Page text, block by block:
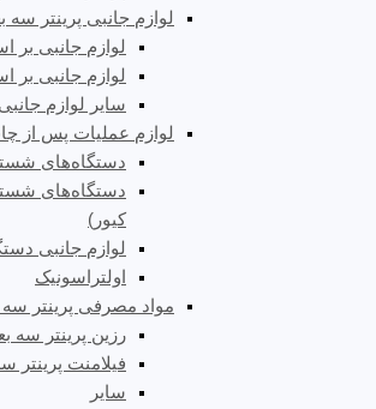
لوازم جانبی پرینتر سه
لوازم جانبی بر
لوازم جانبی بر
سایر لوازم جانبی
لوازم عملیات پس از
دستگاه‌های
دستگاه‌های
کیور)
لوازم جانبی
اولتراسونیک
مواد مصرفی پرینتر
رزین پرینتر سه
فیلامنت پرینتر
سایر